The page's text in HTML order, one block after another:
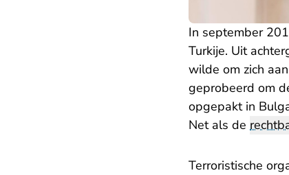
In september
Turkije. Uit
wilde om zich
geprobeerd om
opgepakt in
Net als de
Terroristische